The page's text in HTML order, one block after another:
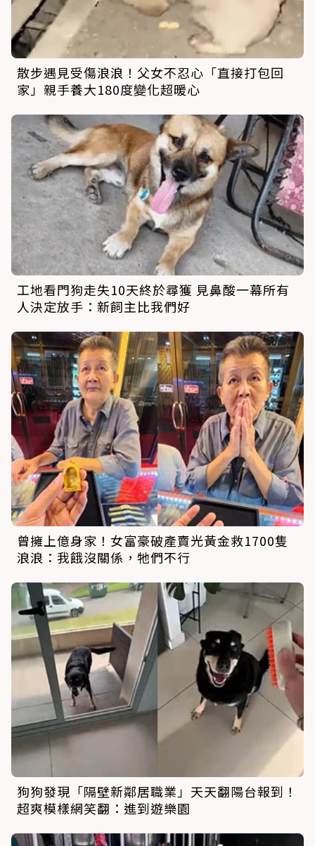
散步遇見受傷浪浪！父女不忍心「直接打包回
家」親手養大180度變化超暖心
工地看門狗走失10天終於尋獲 見鼻酸一幕所有
人決定放手：新飼主比我們好
曾擁上億身家！女富豪破產賣光黃金救1700隻
浪浪：我餓沒關係，牠們不行
狗狗發現「隔壁新鄰居職業」天天翻陽台報到！
超爽模樣網笑翻：進到遊樂園